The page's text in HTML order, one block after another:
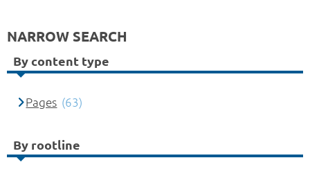
NARROW SEARCH
By content type
Pages (63)
By rootline